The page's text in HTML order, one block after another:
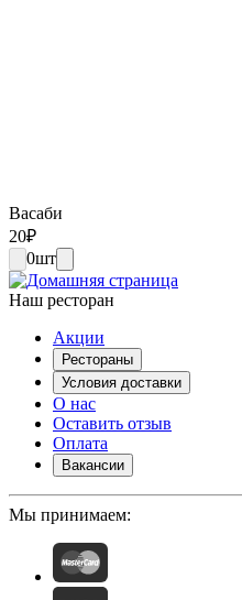
Васаби
20₽
0шт
Наш ресторан
Акции
Рестораны
Условия доставки
О нас
Оставить отзыв
Оплата
Вакансии
Мы принимаем: